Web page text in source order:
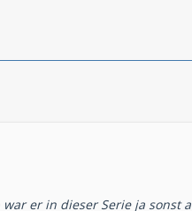
er in dieser Serie ja